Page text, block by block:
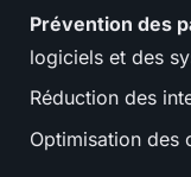
Prévention des
logiciels et des
Réduction des
Optimisation des